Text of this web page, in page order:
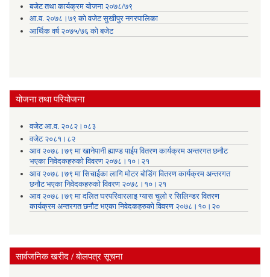
बजेट तथा कार्यक्रम योजना २०७८/७९
आ.व. २०७८।७९ को वजेट सुखीपुर नगरपालिका
आर्थिक वर्ष २०७५/७६ को बजेट
योजना तथा परियोजना
वजेट आ.व. २०८२।०८३
वजेट २०८१।८२
आव २०७८।७९ मा खानेपानी ह्याण्ड पाईप वितरण कार्यक्रम अन्तरगत छनौट
भएका निवेदकहरुको विवरण २०७८।१०।२१
आव २०७८।७९ मा सिचाईका लागि मोटर बोडिंग वितरण कार्यक्रम अन्तरगत
छनौट भएका निवेदकहरुको विवरण २०७८।१०।२१
आव २०७८।७९ मा दलित घरपरिवारलाइ ग्यास चुलो र सिलिन्डर वितरण
कार्यक्रम अन्तरगत छनौट भएका निवेदकहरुको विवरण २०७८।१०।२०
सार्वजनिक खरीद / बोलपत्र सूचना